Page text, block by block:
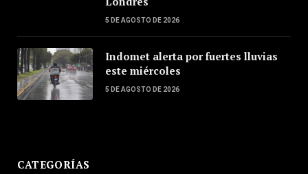
5 DE AGOSTO DE 2026
Indomet alerta por fuertes lluvias
este miércoles
5 DE AGOSTO DE 2026
CATEGORÍAS